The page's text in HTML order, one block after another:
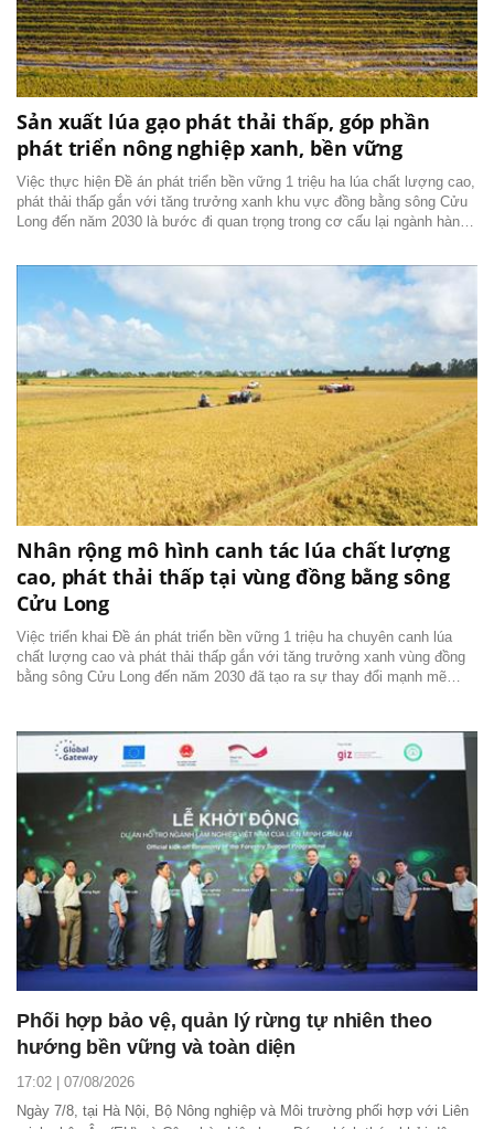
Sản xuất lúa gạo phát thải thấp, góp phần
phát triển nông nghiệp xanh, bền vững
Việc thực hiện Đề án phát triển bền vững 1 triệu ha lúa chất lượng cao,
phát thải thấp gắn với tăng trưởng xanh khu vực đồng bằng sông Cửu
Long đến năm 2030 là bước đi quan trọng trong cơ cấu lại ngành hàng
nghiệp xanh, bền vững và có...
Nhân rộng mô hình canh tác lúa chất lượng
cao, phát thải thấp tại vùng đồng bằng sông
Cửu Long
Việc triển khai Đề án phát triển bền vững 1 triệu ha chuyên canh lúa
chất lượng cao và phát thải thấp gắn với tăng trưởng xanh vùng đồng
bằng sông Cửu Long đến năm 2030 đã tạo ra sự thay đổi mạnh mẽ
Phối hợp bảo vệ, quản lý rừng tự nhiên theo
hướng bền vững và toàn diện
17:02 | 07/08/2026
Ngày 7/8, tại Hà Nội, Bộ Nông nghiệp và Môi trường phối hợp với Liên